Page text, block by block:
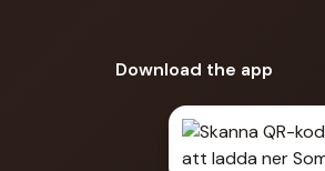
Download the app